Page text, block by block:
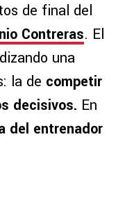
de final del
Contreras. El
una
la de competir
decisivos. En
del entrenador